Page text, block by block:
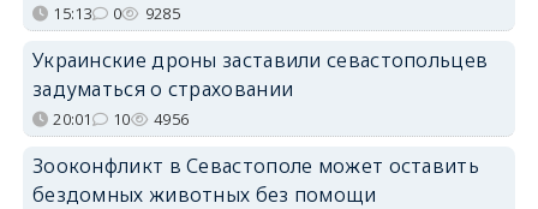
15:13 0 9285
Украинские дроны заставили севастопольцев
задуматься о страховании
20:01 10 4956
Зооконфликт в Севастополе может оставить
бездомных животных без помощи